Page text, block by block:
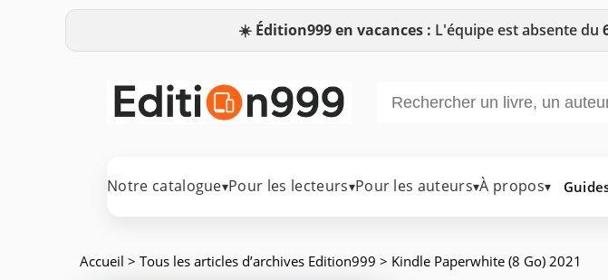
☀️ Édition999 en vacances : L'équipe est absente du
Notre catalogue▾Pour les lecteurs▾Pour les auteurs▾À propos▾
Accueil > Tous les articles d’archives Edition999 > Kindle Paperwhite (8 Go) 2021